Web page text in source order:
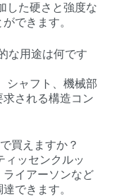
した硬さと強度な
できます。
な用途は何です
シャフト、機械部
される構造コン
買えますか？
ィッセンクルッ
イアーソンなど
できます。